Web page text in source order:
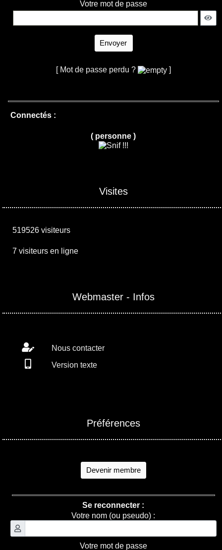
Votre mot de passe
Envoyer
[ Mot de passe perdu ? ]
Connectés :
( personne )
Visites
519526 visiteurs
7 visiteurs en ligne
Webmaster - Infos
Nous contacter
Version texte
Préférences
Devenir membre
Se reconnecter :
Votre nom (ou pseudo) :
Votre mot de passe